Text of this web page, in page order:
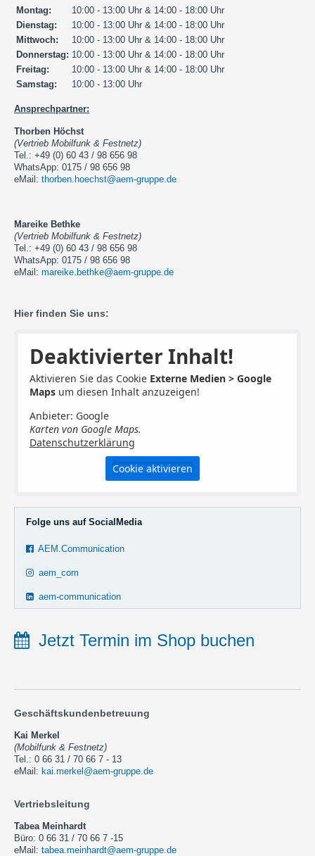
Montag:
10:00 - 13:00 Uhr & 14:00 - 18:00 Uhr
Dienstag:
10:00 - 13:00 Uhr & 14:00 - 18:00 Uhr
Mittwoch:
10:00 - 13:00 Uhr & 14:00 - 18:00 Uhr
Donnerstag: 10:00 - 13:00 Uhr & 14:00 - 18:00 Uhr
Freitag:
10:00 - 13:00 Uhr & 14:00 - 18:00 Uhr
Samstag:
10:00 - 13:00 Uhr
Ansprechpartner:
Thorben Höchst
(Vertrieb Mobilfunk & Festnetz)
Tel.: +49 (0) 60 43 / 98 656 98
WhatsApp: 0175 / 98 656 98
eMail: thorben.hoechst@aem-gruppe.de
Mareike Bethke
(Vertrieb Mobilfunk & Festnetz)
Tel.: +49 (0) 60 43 / 98 656 98
WhatsApp: 0175 / 98 656 98
eMail: mareike.bethke@aem-gruppe.de
Hier finden Sie uns:
Deaktivierter Inhalt!
Aktivieren Sie das Cookie Externe Medien > Google
Maps um diesen Inhalt anzuzeigen!
Anbieter: Google
Karten von Google Maps.
Datenschutzerklärung
Cookie aktivieren
Folge uns auf SocialMedia
AEM.Communication
aem_com
aem-communication
Jetzt Termin im Shop buchen
Geschäftskundenbetreuung
Kai Merkel
(Mobilfunk & Festnetz)
Tel.: 0 66 31 / 70 66 7 - 13
eMail: kai.merkel@aem-gruppe.de
Vertriebsleitung
Tabea Meinhardt
Büro: 0 66 31 / 70 66 7 -15
eMail: tabea.meinhardt@aem-gruppe.de